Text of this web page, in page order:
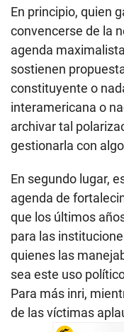
En principio, quien
convencerse de la
agenda
sostienen
constituyente o
interamericana o
archivar tal
gestionarla con
En segundo lugar,
agenda de
que los últimos
para las
quienes las
sea este uso
Para más inri,
de las víctimas